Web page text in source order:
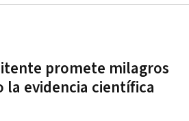
promete milagros
la evidencia científica